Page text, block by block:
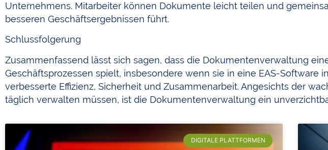
Unternehmens. Mitarbeiter können Dokumente leicht teilen und
besseren Geschäftsergebnissen führt.
Schlussfolgerung
Zusammenfassend lässt sich sagen, dass die Dokumentenverwaltung
Geschäftsprozessen spielt, insbesondere wenn sie in eine EAS-Software
verbesserte Effizienz, Sicherheit und Zusammenarbeit. Angesichts der
täglich verwalten müssen, ist die Dokumentenverwaltung ein
DIGITALE PLATTFORMEN